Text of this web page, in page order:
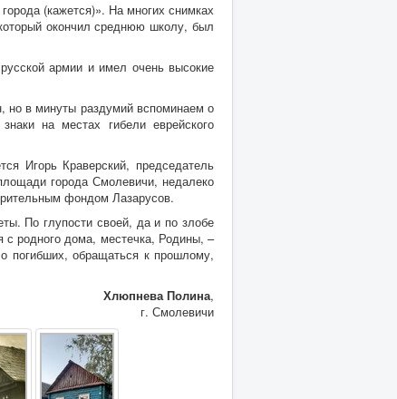
(кажется)». На многих снимках
окончил среднюю школу, был
армии и имел очень высокие
но в минуты раздумий вспоминаем о
на местах гибели еврейского
Игорь Краверский, председатель
города Смолевичи, недалеко
фондом Лазарусов.
По глупости своей, да и по злобе
родного дома, местечка, Родины, –
погибших, обращаться к прошлому,
Хлюпнева Полина,
г. Смолевичи